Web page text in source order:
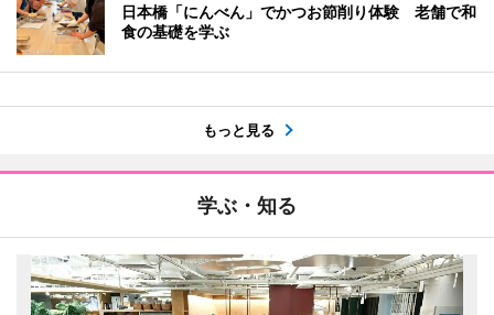
日本橋「にんべん」でかつお節削り体験 老舗で和
食の基礎を学ぶ
もっと見る
学ぶ・知る